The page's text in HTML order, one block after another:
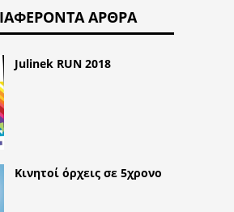
ΆΡΘΡΑ
Julinek RUN 2018
Κινητοί όρχεις σε 5χρονο